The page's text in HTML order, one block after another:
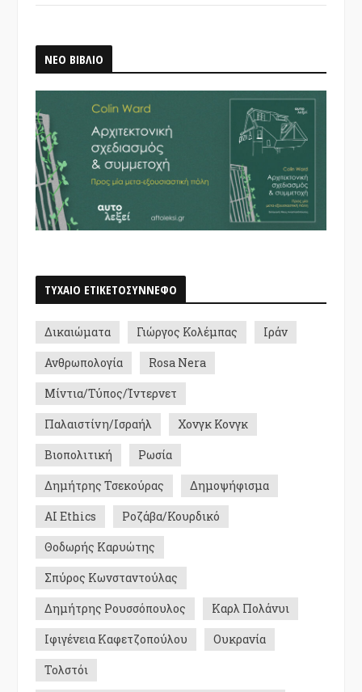
ΝΕΟ ΒΙΒΛΙΟ
ΤΥΧΑΙΟ ΕΤΙΚΕΤΟΣΥΝΝΕΦΟ
Δικαιώματα Γιώργος Κολέμπας
Ιράν
Ανθρωπολογία
Rosa Nera
Μίντια/Τύπος/Ίντερνετ
Παλαιστίνη/Ισραήλ
Χονγκ Κονγκ
Βιοπολιτική
Ρωσία
Δημήτρης Τσεκούρας
Δημοψήφισμα
AI Ethics
Ροζάβα/Κουρδικό
Θοδωρής Καρυώτης
Σπύρος Κωνσταντούλας
Δημήτρης Ρουσσόπουλος
Καρλ Πολάνυι
Ιφιγένεια Καφετζοπούλου
Ουκρανία
Τολστόι